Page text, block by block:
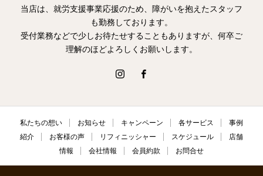
当店は、就労支援事業応援のため、障がいを抱えたスタッフ
も勤務しております。
受付業務などで少しお待たせすることもありますが、何卒ご
理解のほどよろしくお願いします。
私たちの想い お知らせ キャンペーン 各サービス
事例
紹介
お客様の声 リフィニッシャー スケジュール
店舗
情報
会社情報 会員約款 お問合せ